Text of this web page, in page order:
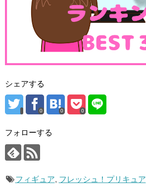
シェアする
0 0 0
フォローする
フィギュア, フレッシュ！プリキュア